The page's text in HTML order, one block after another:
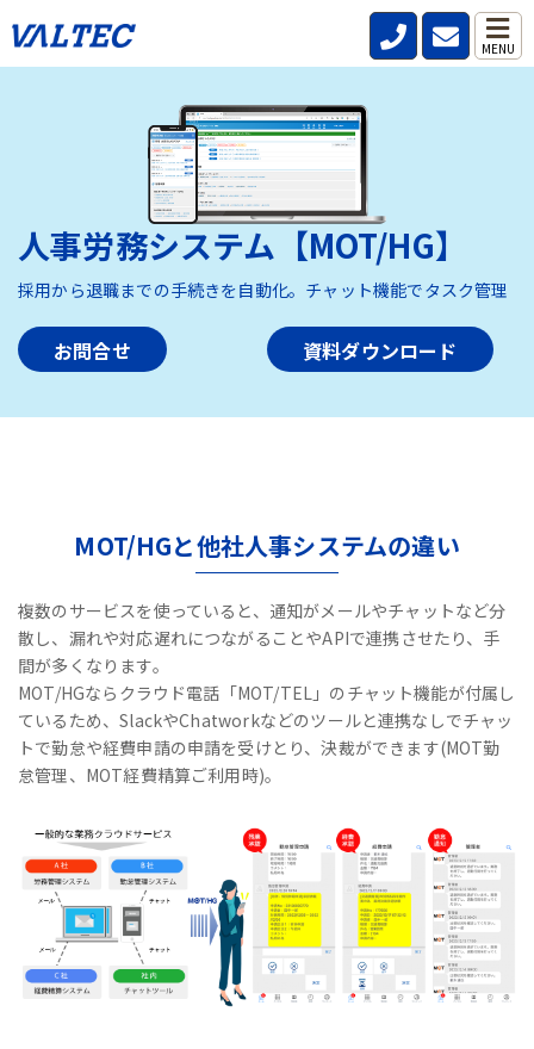
MENU
HOME>製品・サービス> 人事労務システム【MOT/HG】
人事労務システム【MOT/HG】
採用から退職までの手続きを自動化。チャット機能でタスク管理
お問合せ 資料ダウンロード
MOT/HGと他社人事システムの違い
複数のサービスを使っていると、通知がメールやチャットなど分
散し、漏れや対応遅れにつながることやAPIで連携させたり、手
間が多くなります。
MOT/HGならクラウド電話「MOT/TEL」のチャット機能が付属し
ているため、SlackやChatworkなどのツールと連携なしでチャッ
トで勤怠や経費申請の申請を受けとり、決裁ができます(MOT勤
怠管理、MOT経費精算ご利用時)。